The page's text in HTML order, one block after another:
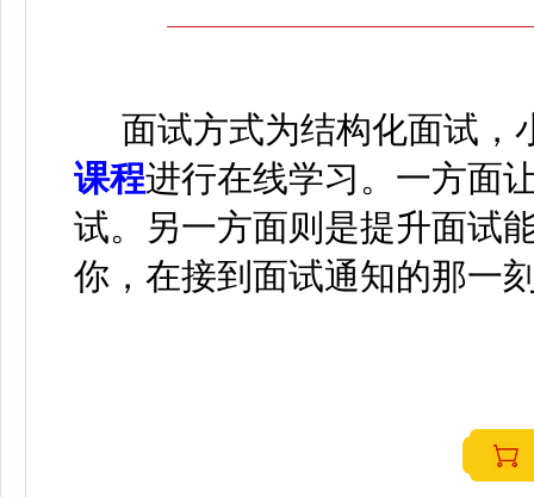
面试方式为结构化面试，
课程进行在线学习 。 一方面
试。另一方面则是提升面试
你，在接到面试通知的那一